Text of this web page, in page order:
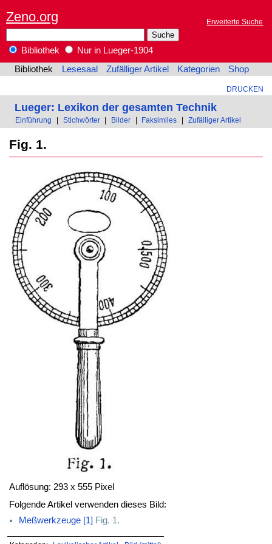
Zeno.org Erweiterte Suche
Bibliothek
Nur in Lueger-1904
Bibliothek
Lesesaal Zufälliger Artikel Kategorien Shop
DRUCKEN
Lueger: Lexikon der gesamten Technik
Einführung Stichwörter Bilder Faksimiles Zufälliger Artikel
Fig. 1.
Auflösung: 293 x 555 Pixel
Folgende Artikel verwenden dieses Bild:
Meßwerkzeuge [1] Fig. 1.